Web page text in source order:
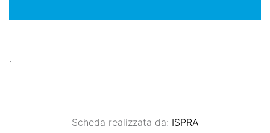
.
Scheda realizzata da: ISPRA